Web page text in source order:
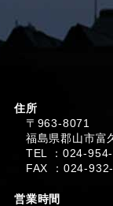
住所
〒963-8071
福島県郡山市富
TEL ：024-
FAX ：024-
営業時間